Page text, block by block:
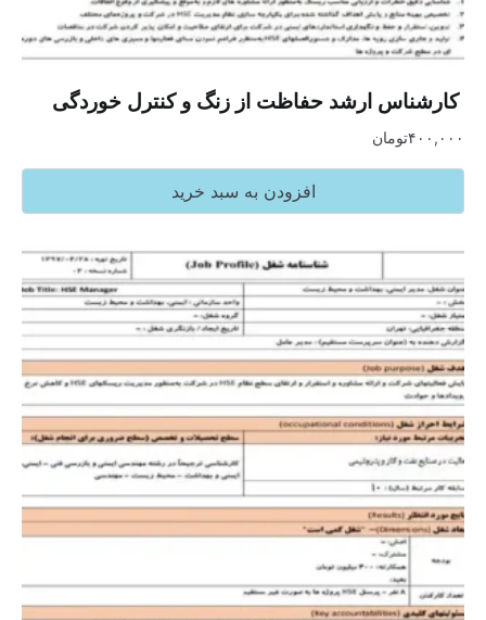
‏ کارشناس ارشد حفاظت از زنگ و کنترل خوردگی
۴۰۰,۰۰۰تومان
افزودن به سبد خرید